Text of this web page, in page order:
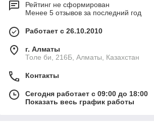
Рейтинг не сформирован
Менее 5 отзывов за последний год
Работает с 26.10.2010
г. Алматы
Толе би, 216Б, Алматы, Казахстан
Контакты
Сегодня работает с 09:00 до 18:00
Показать весь график работы